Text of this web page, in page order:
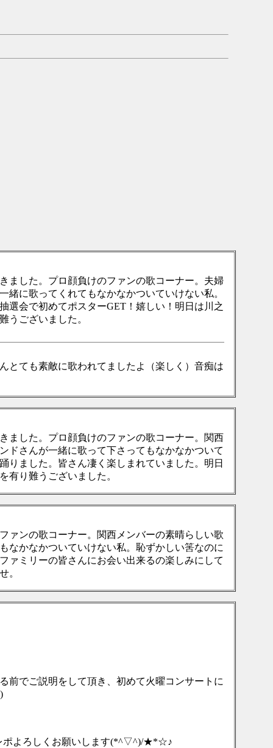
ました。プロ顔負けのファンの歌コーナー。夫婦
に歌ってくれてもなかなかついていけない私。
選会で初めてポスターGET！嬉しい！明日は川之
うございました。
とても素敵に歌われてましたよ（楽しく）音痴は
ました。プロ顔負けのファンの歌コーナー。関西
ドさんが一緒に歌って下さってもなかなかついて
りました。皆さん凄く楽しまれていました。明日
有り難うございました。
ァンの歌コーナー。関西メンバーの素晴らしい歌
なかなかついていけない私。恥ずかしい筈なのに
ァミリーの皆さんにお会い出来るの楽しみにして
。
前でご説明をして頂き、初めて火曜コンサートに
ポよろしくお願いします(*^▽^)/★*☆♪